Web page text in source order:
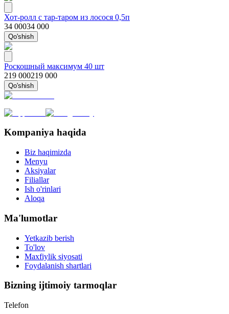
Хот-ролл с тар-таром из лосося 0,5п
34 00034 000
Qo'shish
Роскошный максимум 40 шт
219 000219 000
Qo'shish
Kompaniya haqida
Biz haqimizda
Menyu
Aksiyalar
Filiallar
Ish o'rinlari
Aloqa
Ma'lumotlar
Yetkazib berish
To'lov
Maxfiylik siyosati
Foydalanish shartlari
Bizning ijtimoiy tarmoqlar
Telefon